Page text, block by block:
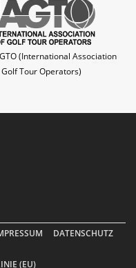
(International Association
Tour Operators)
DATENSCHUTZ
(EU)